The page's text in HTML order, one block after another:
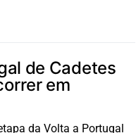
de Cadetes
em
da Volta a Portugal